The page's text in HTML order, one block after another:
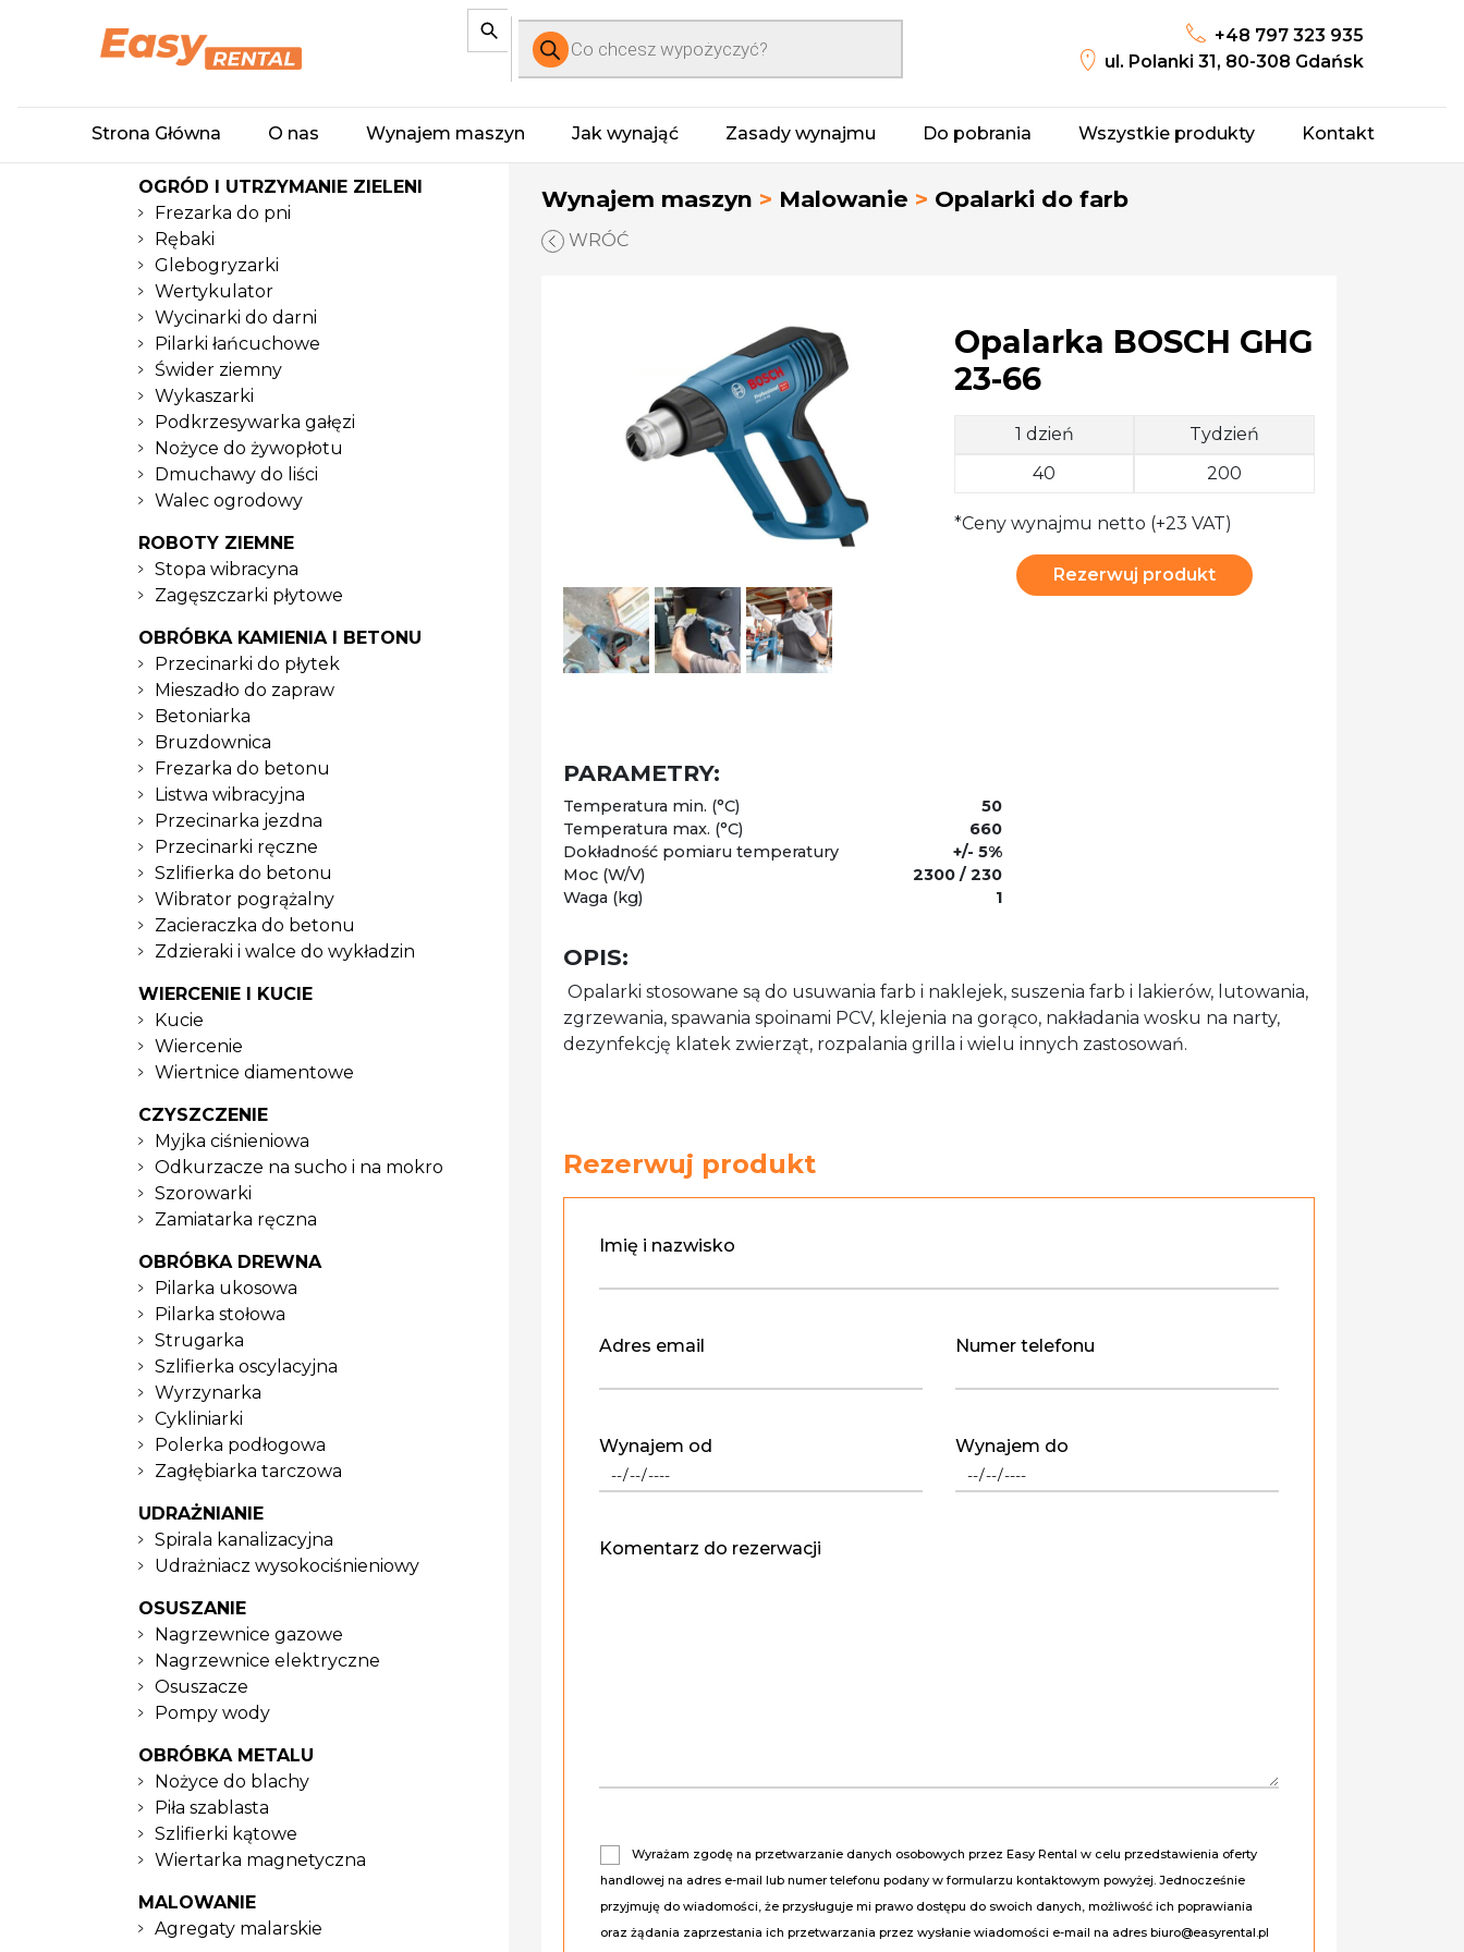
Wyszukiwarka
produktów
+48 797 323 935
ul. Polanki 31, 80-308 Gdańsk
Strona Główna O nas Wynajem maszyn Jak wynająć Zasady wynajmu Do pobrania Wszystkie produkty Kontakt
Wynajem maszyn > Malowanie > Opalarki do farb
WRÓĆ
Opalarka BOSCH GHG
23-66
1 dzień
Tydzień
40
200
*Ceny wynajmu netto (+23 VAT)
Rezerwuj produkt
PARAMETRY:
Temperatura min. (°C)
50
Temperatura max. (°C)
660
Dokładność pomiaru temperatury
+/- 5%
Moc (W/V)
2300 / 230
Waga (kg)
1
OPIS:
Opalarki stosowane są do usuwania farb i naklejek, suszenia farb i lakierów, lutowania,
zgrzewania, spawania spoinami PCV, klejenia na gorąco, nakładania wosku na narty,
dezynfekcję klatek zwierząt, rozpalania grilla i wielu innych zastosowań.
Rezerwuj produkt
Imię i nazwisko
Adres email Numer telefonu
Wynajem od Wynajem do
Komentarz do rezerwacji
Wyrażam zgodę na przetwarzanie danych osobowych przez Easy Rental w celu przedstawienia oferty
handlowej na adres e-mail lub numer telefonu podany w formularzu kontaktowym powyżej. Jednocześnie
przyjmuję do wiadomości, że przysługuje mi prawo dostępu do swoich danych, możliwość ich poprawiania
oraz żądania zaprzestania ich przetwarzania przez wysłanie wiadomości e-mail na adres biuro@easyrental.pl
OGRÓD I UTRZYMANIE ZIELENI
Frezarka do pni
Rębaki
Glebogryzarki
Wertykulator
Wycinarki do darni
Pilarki łańcuchowe
Świder ziemny
Wykaszarki
Podkrzesywarka gałęzi
Nożyce do żywopłotu
Dmuchawy do liści
Walec ogrodowy
ROBOTY ZIEMNE
Stopa wibracyna
Zagęszczarki płytowe
OBRÓBKA KAMIENIA I BETONU
Przecinarki do płytek
Mieszadło do zapraw
Betoniarka
Bruzdownica
Frezarka do betonu
Listwa wibracyjna
Przecinarka jezdna
Przecinarki ręczne
Szlifierka do betonu
Wibrator pogrążalny
Zacieraczka do betonu
Zdzieraki i walce do wykładzin
WIERCENIE I KUCIE
Kucie
Wiercenie
Wiertnice diamentowe
CZYSZCZENIE
Myjka ciśnieniowa
Odkurzacze na sucho i na mokro
Szorowarki
Zamiatarka ręczna
OBRÓBKA DREWNA
Pilarka ukosowa
Pilarka stołowa
Strugarka
Szlifierka oscylacyjna
Wyrzynarka
Cykliniarki
Polerka podłogowa
Zagłębiarka tarczowa
UDRAŻNIANIE
Spirala kanalizacyjna
Udrażniacz wysokociśnieniowy
OSUSZANIE
Nagrzewnice gazowe
Nagrzewnice elektryczne
Osuszacze
Pompy wody
OBRÓBKA METALU
Nożyce do blachy
Piła szablasta
Szlifierki kątowe
Wiertarka magnetyczna
MALOWANIE
Agregaty malarskie